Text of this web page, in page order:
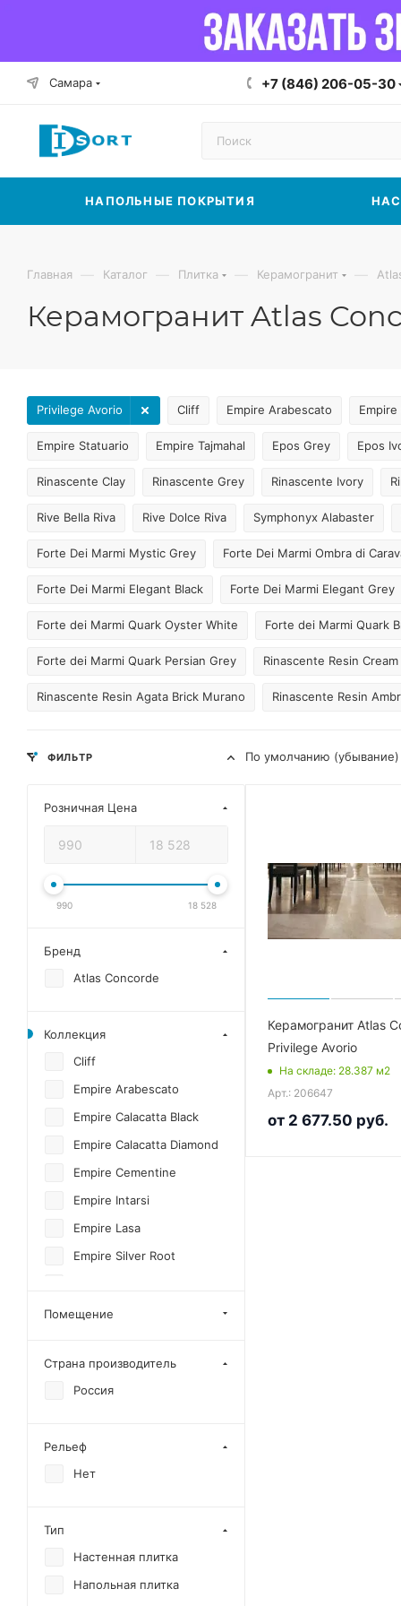
Самара +7 (846) 206-05-30
НАПОЛЬНЫЕ ПОКРЫТИЯ
Главная — Каталог — Плитка — Керамогранит —
Керамогранит Atlas
Cliff Empire Arabescato Empire
Empire Statuario Empire Tajmahal Epos Grey Epos
Privilege Avorio
Rinascente Clay Rinascente Grey Rinascente Ivory
Rive Bella Riva Rive Dolce Riva Symphonyx Alabaster
Forte Dei Marmi Mystic Grey Forte Dei Marmi Ombra di
Forte Dei Marmi Elegant Black Forte Dei Marmi Elegant Grey
Forte dei Marmi Quark Oyster White Forte dei Marmi Quark
Forte dei Marmi Quark Persian Grey Rinascente Resin Cream
Rinascente Resin Agata Brick Murano Rinascente Resin
По умолчанию (убывание)
Керамогранит Atlas
Privilege Avorio
На складе: 28.387 м2
Арт.: 206647
от 2 677.50 руб.
ФИЛЬТР
Розничная Цена
990 18 528
Бренд
Atlas Concorde
Коллекция
Cliff
Empire Arabescato
Empire Calacatta Black
Empire Calacatta Diamond
Empire Cementine
Empire Intarsi
Empire Lasa
Empire Silver Root
Empire Tajmahal
Epos Ivory
Epos Jurassic
Landstone
Privilege Avorio
Privilege Miele
Privilege Moka
Помещение
Страна производитель
Россия
Рельеф
Нет
Тип
Настенная плитка
Напольная плитка